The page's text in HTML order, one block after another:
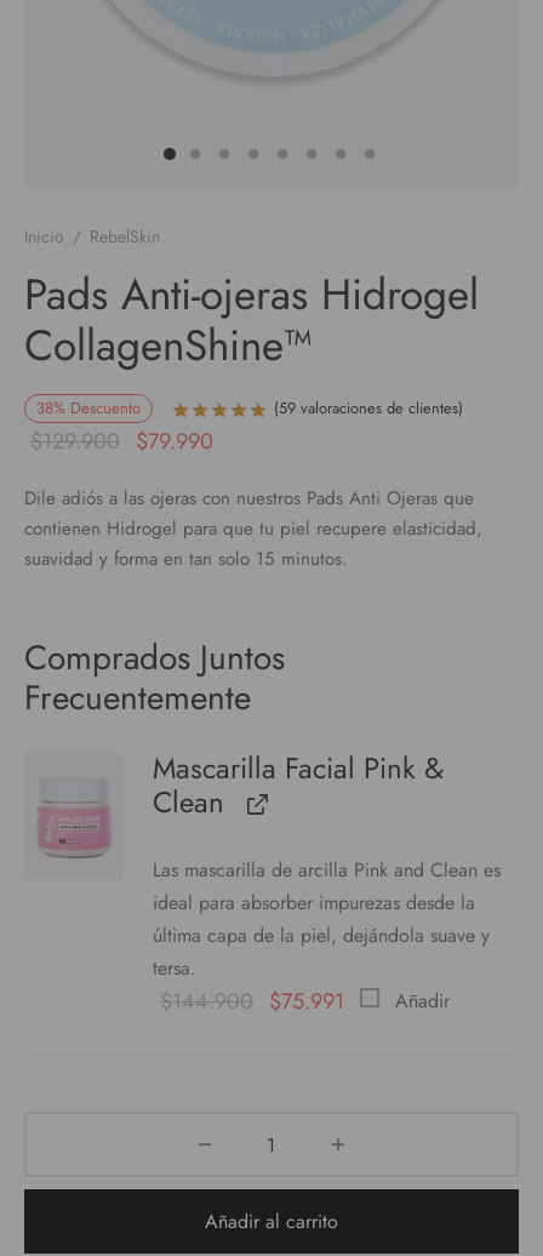
Inicio / RebelSkin
Pads Anti-ojeras Hidrogel
CollagenShine™
38% Descuento Valorado con de 5 en base a
(59 valoraciones de clientes)
$129.900 $79.990
Dile adiós a las ojeras con nuestros Pads Anti Ojeras que
contienen Hidrogel para que tu piel recupere elasticidad,
suavidad y forma en tan solo 15 minutos.
Comprados Juntos
Frecuentemente
Mascarilla Facial Pink &
Clean
Las mascarilla de arcilla Pink and Clean es
ideal para absorber impurezas desde la
última capa de la piel, dejándola suave y
tersa.
Añadir
$144.900 $75.991
Añadir al carrito